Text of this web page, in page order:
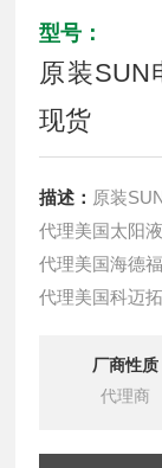
型号：
原装SUN
现货
描述： 原装
代理美国太阳
代理美国海德
代理美国科迈
提供油路系统
液压油缸，经
厂商性质
代理商